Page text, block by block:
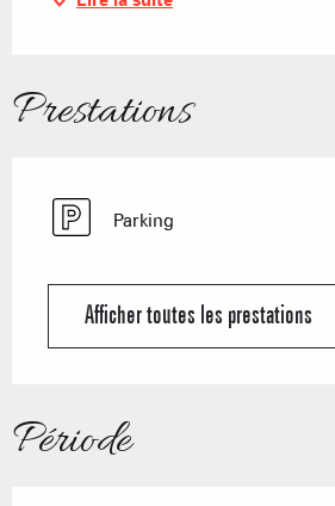
Prestations
Parking
Afficher toutes les prestations
Période